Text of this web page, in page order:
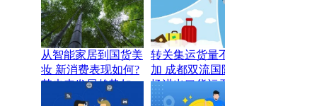
从智能家居到国货美
妆 新消费表现如何?
其未来发展趋势如
转关集运货量不断增
加 成都双流国际机
场进出口货运吞吐量
创新高